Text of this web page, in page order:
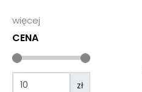
więcej
CENA
zł